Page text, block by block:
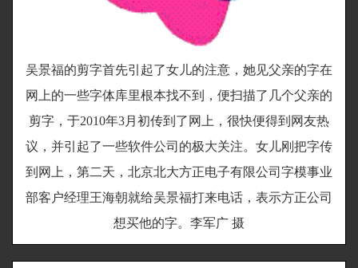
吴景福的剪字首先引起了女儿的注意，她见父亲的字在
网上的一些字体库里根本找不到，便扫描了几个父亲的
剪字，于2010年3月初传到了网上，很快便得到网友热
议，并引起了一些软件公司的极大关注。女儿刚把字传
到网上，第二天，北京北大方正电子有限公司字模事业
部客户经理王海朝就给吴景福打来电话，表示方正公司
想买他的字。李军广 摄